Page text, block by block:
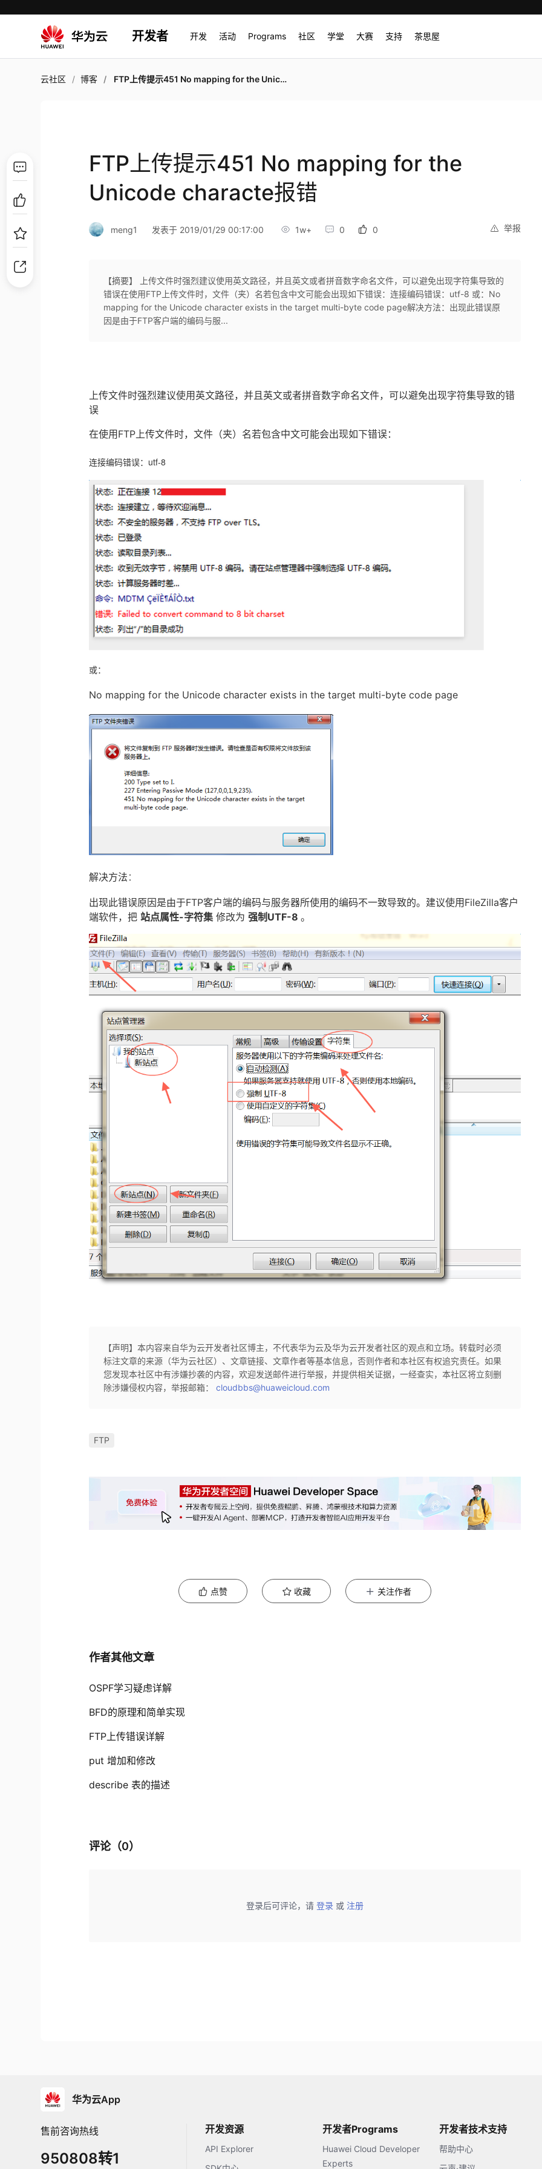
开发者 开发 活动 Programs 社区 学堂 大赛 支持 茶思屋
云社区 博客 FTP上传提示451 No mapping for the Unicode characte报错
FTP上传提示451 No mapping for the
Unicode characte报错
举报
meng1 发表于 2019/01/29 00:17:00 1w+ 0 0
【摘要】 上传文件时强烈建议使用英文路径，并且英文或者拼音数字命名文件，可以避免出现字符集导致的
错误在使用FTP上传文件时，文件（夹）名若包含中文可能会出现如下错误：连接编码错误：utf-8 或：No
mapping for the Unicode character exists in the target multi-byte code page解决方法：出现此错误原
因是由于FTP客户端的编码与服...
上传文件时强烈建议使用英文路径，并且英文或者拼音数字命名文件，可以避免出现字符集导致的错
误
在使用 FTP上传文件时，文件（夹）名若包含中文可能会出现如下错误：
连接编码错误：utf-8
或：
No mapping for the Unicode character exists in the target multi-byte code page
解决方法 ：
出现此错误原因是由于FTP客户端的编码与服务器所使用的编码不一致导致的。建议使用 FileZilla客户
端软件，把站点属性-字符集 修改为强制 UTF-8。
【声明】本内容来自华为云开发者社区博主，不代表华为云及华为云开发者社区的观点和立场。转载时必须
标注文章的来源（华为云社区）、文章链接、文章作者等基本信息，否则作者和本社区有权追究责任。如果
您发现本社区中有涉嫌抄袭的内容，欢迎发送邮件进行举报，并提供相关证据，一经查实，本社区将立刻删
除涉嫌侵权内容，举报邮箱：cloudbbs@huaweicloud.com
FTP
点赞 收藏 关注作者
作者其他文章
OSPF学习疑虑详解
BFD的原理和简单实现
FTP上传错误详解
put 增加和修改
describe 表的描述
评论（0）
登录后可评论，请 登录 或 注册
华为云App
售前咨询热线
950808转1
开发资源
API Explorer
开发者Programs
Huawei Cloud Developer
Experts
开发者技术支持
帮助中心